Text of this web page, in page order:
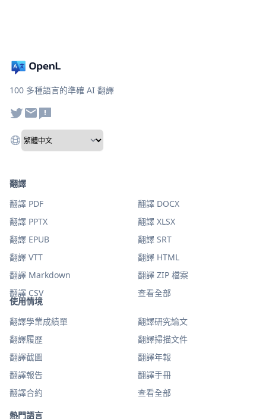
100 多種語言的準確 AI 翻譯
使用情境
翻譯學業成績單
翻譯研究論文
翻譯履歷
翻譯掃描文件
翻譯截圖
翻譯年報
翻譯報告
翻譯手冊
翻譯合約
查看全部
熱門語言
翻譯
翻譯 PDF
翻譯 DOCX
翻譯 PPTX
翻譯 XLSX
翻譯 EPUB
翻譯 SRT
翻譯 VTT
翻譯 HTML
翻譯 Markdown
翻譯 ZIP 檔案
翻譯 CSV
查看全部